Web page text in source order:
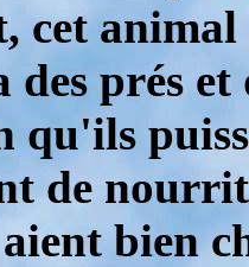
cet
prés
qu'ils
de
bien